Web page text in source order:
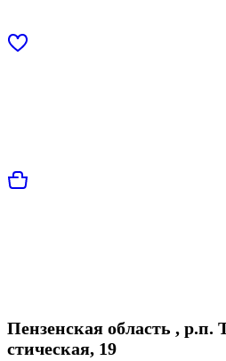
Пензенская область , р.п.
стическая, 19